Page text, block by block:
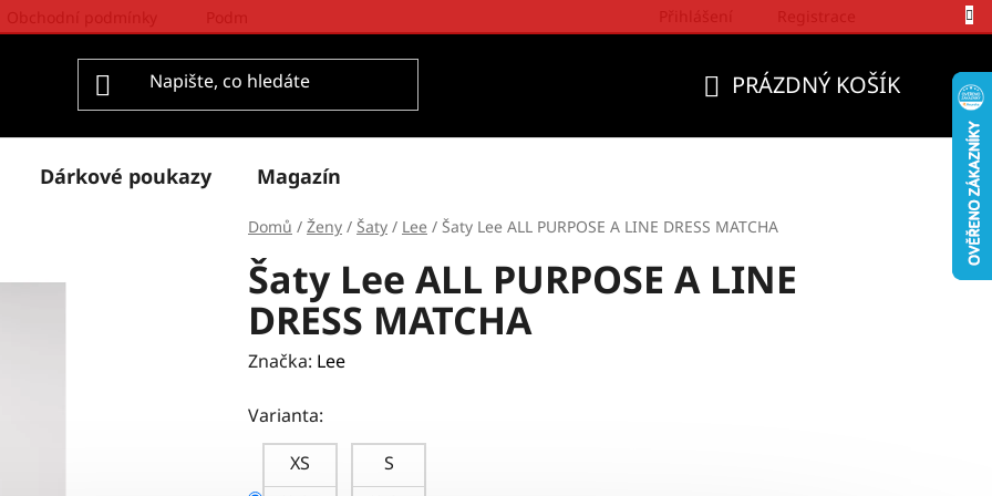
PRÁZDNÝ KOŠÍK
Dárkové poukazy Magazín
Domů / Ženy / Šaty / Lee / Šaty Lee ALL PURPOSE A LINE DRESS MATCHA
Šaty Lee ALL PURPOSE A LINE
DRESS MATCHA
Značka: Lee
Varianta:
XS
S